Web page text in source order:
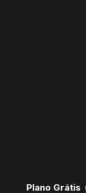
Plano Grátis